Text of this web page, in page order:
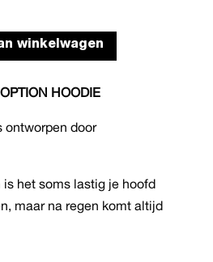
winkelwagen
Dit
kan
gekozen
HOODIE
ontworpen door
het soms lastig je hoofd
maar na regen komt altijd